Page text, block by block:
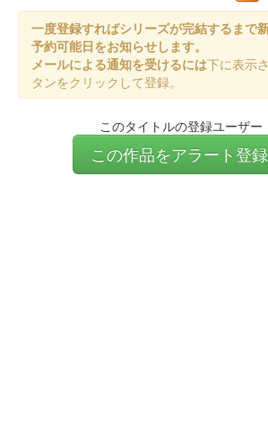
一度登録すればシリーズが完結するまで
予約可能日をお知らせします。
メールによる通知を受けるには下に表示
タンをクリックして登録。
このタイトルの登録ユーザー
この作品をアラート登